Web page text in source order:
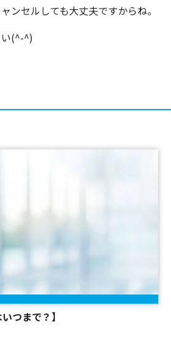
ンセルしても大丈夫ですからね。
い(^-^)
つまで？】